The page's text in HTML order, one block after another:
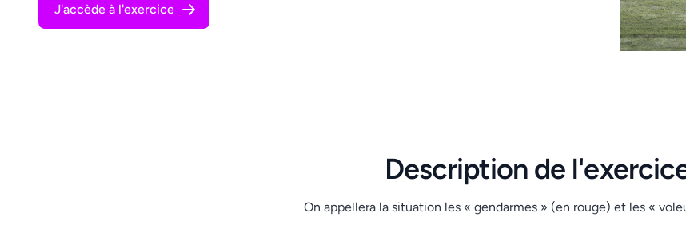
J'accède à l'exercice
Description de
On appellera la situation les « gendarmes » (en rouge) et les «